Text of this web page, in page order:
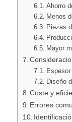
Ahorro
Menos
Piezas
Mayor
Diseño
Coste y
Errores